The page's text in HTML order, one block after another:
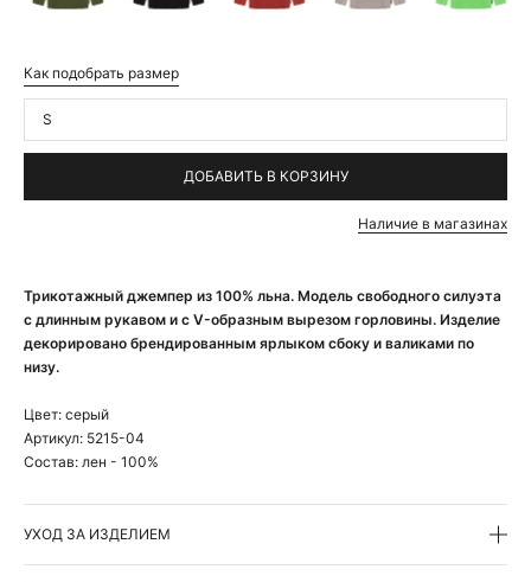
Трикотажный джемпер из 100% льна. Модель свободного силуэта
с длинным рукавом и с V-образным вырезом горловины. Изделие
декорировано брендированным ярлыком сбоку и валиками по
низу.
Цвет: серый
Артикул: 5215-04
Состав: лен - 100%
УХОД ЗА ИЗДЕЛИЕМ
Как подобрать размер
S
ДОБАВИТЬ В КОРЗИНУ
Наличие в магазинах